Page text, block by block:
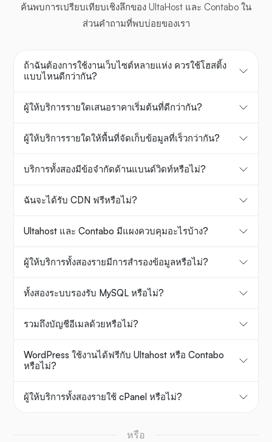
ค้นพบการเปรียบเทียบเชิงลึกของ UltaHost และ Contabo ใน
ส่วนคำถามที่พบบ่อยของเรา
ถ้าฉันต้องการใช้งานเว็บไซต์หลายแห่ง ควรใช้โฮสติ้ง
แบบไหนดีกว่ากัน?
ผู้ให้บริการรายใดเสนอราคาเริ่มต้นที่ดีกว่ากัน?
ผู้ให้บริการรายใดให้พื้นที่จัดเก็บข้อมูลที่เร็วกว่ากัน?
บริการทั้งสองมีข้อจำกัดด้านแบนด์วิดท์หรือไม่?
ฉันจะได้รับ CDN ฟรีหรือไม่?
Ultahost และ Contabo มีแผงควบคุมอะไรบ้าง?
ผู้ให้บริการทั้งสองรายมีการสำรองข้อมูลหรือไม่?
ทั้งสองระบบรองรับ MySQL หรือไม่?
รวมถึงบัญชีอีเมลด้วยหรือไม่?
WordPress ใช้งานได้ฟรีกับ Ultahost หรือ Contabo
หรือไม่?
ผู้ให้บริการทั้งสองรายใช้ cPanel หรือไม่?
หรือ